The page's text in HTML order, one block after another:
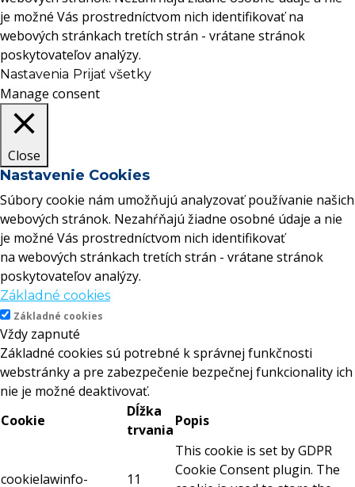
je možné Vás prostredníctvom nich identifikovať na
webových stránkach tretích strán - vrátane stránok
poskytovateľov analýzy.
Nastavenia Prijať všetky
Manage consent
Close
Nastavenie Cookies
Súbory cookie nám umožňujú analyzovať používanie našich
webových stránok. Nezahŕňajú žiadne osobné údaje a nie
je možné Vás prostredníctvom nich identifikovať
na webových stránkach tretích strán - vrátane stránok
poskytovateľov analýzy.
Základné cookies
Základné cookies
Vždy zapnuté
Základné cookies sú potrebné k správnej funkčnosti
webstránky a pre zabezpečenie bezpečnej funkcionality ich
nie je možné deaktivovať.
Cookie
Dĺžka
trvania
Popis
cookielawinfo-
11
This cookie is set by GDPR
Cookie Consent plugin. The